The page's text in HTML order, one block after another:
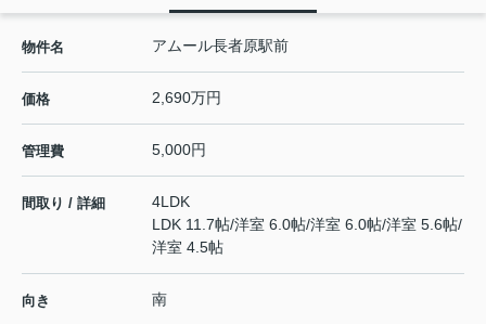
物件名 アムール長者原駅前
価格 2,690万円
管理費 5,000円
間取り / 詳細
4LDK
LDK 11.7帖/洋室 6.0帖/洋室 6.0帖/洋室 5.6帖/
洋室 4.5帖
向き 南